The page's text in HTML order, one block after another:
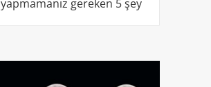
yapmamanız gereken 5 şey